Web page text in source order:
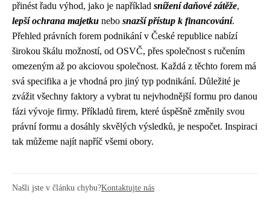
přinést řadu výhod, jako je například snížení daňové zátěže,
lepší ochrana majetku nebo snazší přístup k financování.
Přehled právních forem podnikání v České republice nabízí
širokou škálu možností, od OSVČ, přes společnost s ručením
omezeným až po akciovou společnost. Každá z těchto forem má
svá specifika a je vhodná pro jiný typ podnikání. Důležité je
zvážit všechny faktory a vybrat tu nejvhodnější formu pro danou
fázi vývoje firmy. Příkladů firem, které úspěšně změnily svou
právní formu a dosáhly skvělých výsledků, je nespočet. Inspiraci
tak můžeme najít napříč všemi obory.
Našli jste v článku chybu?Kontaktujte nás